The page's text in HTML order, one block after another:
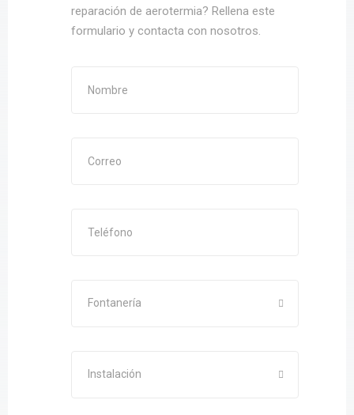
reparación de aerotermia? Rellena este
formulario y contacta con nosotros.
Fontanería
Instalación